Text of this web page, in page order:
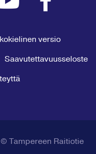
versio
Saavutettavuusseloste
© Tampereen Raitiotie